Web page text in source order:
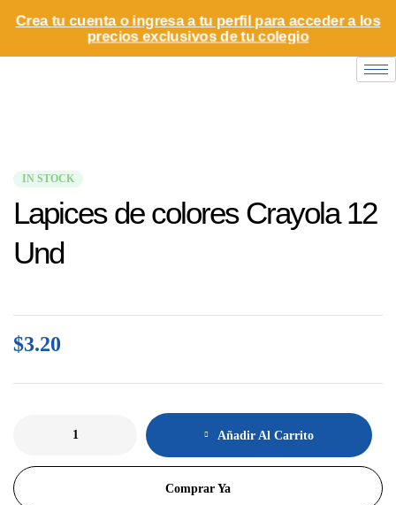
Crea tu cuenta o ingresa a tu perfil para acceder a los
precios exclusivos de tu colegio
IN STOCK
Lapices de colores Crayola 12
Und
$3.20
Añadir Al Carrito
Comprar Ya